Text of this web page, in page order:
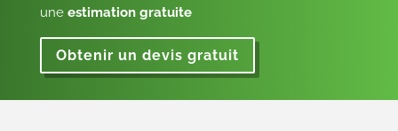
une estimation gratuite
Obtenir un devis gratuit